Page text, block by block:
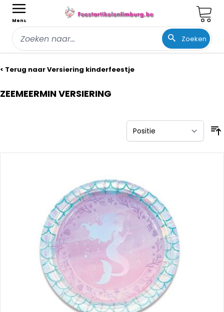
Menu
Zoeken
< Terug naar Versiering kinderfeestje
ZEEMEERMIN VERSIERING